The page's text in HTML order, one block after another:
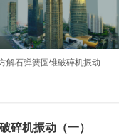
解石弹簧圆锥破碎机振动
碎机振动（一）